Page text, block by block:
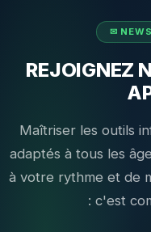
REJOIGNEZ
Maîtriser les outils
adaptés à tous les
à votre rythme et de
: c'est